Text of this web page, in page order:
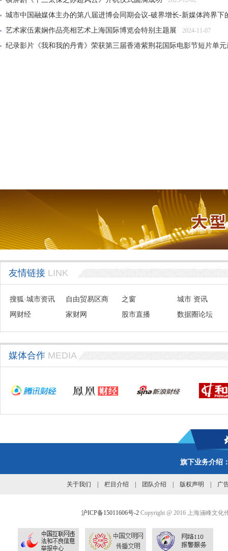
城市中国融媒体主办的第八届进博会同期会议-破界增长-新媒体跨界下
艺术家伍素娴作品亮相艺术上海国际博览会特别主题展
2024-11-07
纪录影片《我和我的丹青》荣获第三届香港紫荆花国际电影节短片单
友情链接 LINK
搜狐·城市资讯
自由贸易区商
会联盟
之窗
城市 资讯
网财经
家财网 股市直播 数据圈论坛
媒体合作 MEDIA
旗下业务介绍
关于我们 栏目介绍 团队介绍 版权声明 广
沪ICP备15011606号-2 Copyright @ 2016 上海涵峰文化